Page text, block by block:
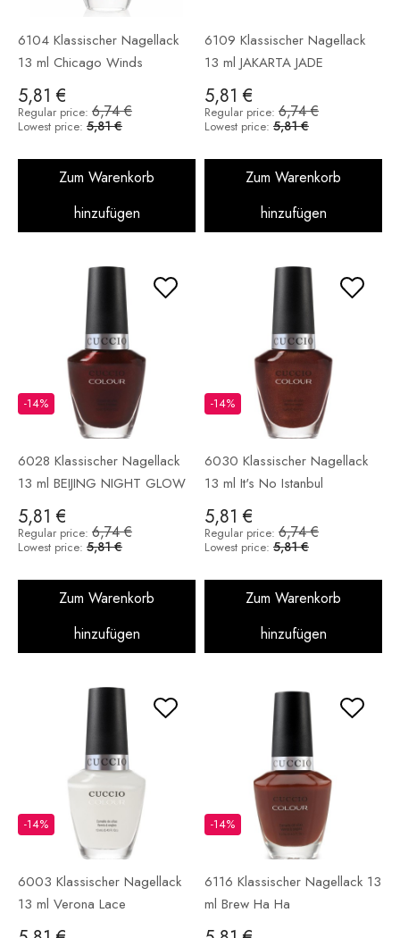
6104 Klassischer Nagellack
13 ml Chicago Winds
5,81 €
Regular price: 6,74 €
Lowest price: 5,81 €
Zum Warenkorb
hinzufügen
6109 Klassischer Nagellack
13 ml JAKARTA JADE
5,81 €
Regular price: 6,74 €
Lowest price: 5,81 €
Zum Warenkorb
hinzufügen
6028 Klassischer Nagellack
13 ml BEIJING NIGHT GLOW
5,81 €
-14%
Regular price: 6,74 €
Lowest price: 5,81 €
Zum Warenkorb
hinzufügen
6030 Klassischer Nagellack
13 ml It's No Istanbul
5,81 €
-14%
Regular price: 6,74 €
Lowest price: 5,81 €
Zum Warenkorb
hinzufügen
6003 Klassischer Nagellack
13 ml Verona Lace
-14%
6116 Klassischer Nagellack 13
ml Brew Ha Ha
-14%